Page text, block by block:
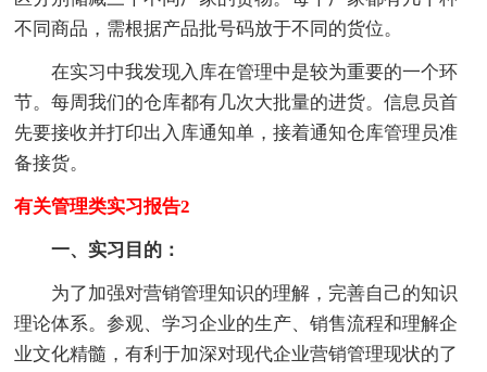
不同商品，需根据产品批号码放于不同的货位。
在实习中我发现入库在管理中是较为重要的一个环
节。每周我们的仓库都有几次大批量的进货。信息员首
先要接收并打印出入库通知单，接着通知仓库管理员准
备接货。
有关管理类实习报告2
一、实习目的：
为了加强对营销管理知识的理解，完善自己的知识
理论体系。参观、学习企业的生产、销售流程和理解企
业文化精髓，有利于加深对现代企业营销管理现状的了